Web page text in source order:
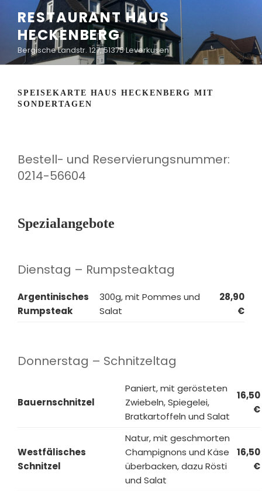
Inhalt
springen
RESTAURANT HAUS
HECKENBERG
Bergische Landstr. 127, 51375 Leverkusen
SPEISEKARTE HAUS HECKENBERG MIT
SONDERTAGEN
Bestell- und Reservierungsnummer:
0214-56604
Spezialangebote
Dienstag – Rumpsteaktag
Argentinisches
Rumpsteak
300g, mit Pommes und
Salat
28,90
€
Donnerstag – Schnitzeltag
Bauernschnitzel
Paniert, mit gerösteten
Zwiebeln, Spiegelei,
Bratkartoffeln und Salat
16,50
€
Westfälisches
Schnitzel
Natur, mit geschmorten
Champignons und Käse
überbacken, dazu Rösti
und Salat
16,50
€